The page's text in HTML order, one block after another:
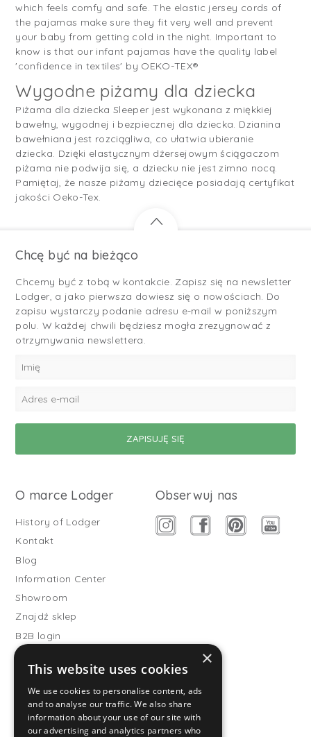
which feels comfy and safe. The elastic jersey cords of
the pajamas make sure they fit very well and prevent
your baby from getting cold in the night. Important to
know is that our infant pajamas have the quality label
'confidence in textiles' by OEKO-TEX®
Wygodne piżamy dla dziecka
Piżama dla dziecka Sleeper jest wykonana z miękkiej
bawełny, wygodnej i bezpiecznej dla dziecka. Dzianina
bawełniana jest rozciągliwa, co ułatwia ubieranie
dziecka. Dzięki elastycznym dżersejowym ściągaczom
piżama nie podwija się, a dziecku nie jest zimno nocą.
Pamiętaj, że nasze piżamy dziecięce posiadają certyfikat
jakości Oeko-Tex.
Chcę być na bieżąco
Chcemy być z tobą w kontakcie. Zapisz się na newsletter
Lodger, a jako pierwsza dowiesz się o nowościach. Do
zapisu wystarczy podanie adresu e-mail w poniższym
polu. W każdej chwili będziesz mogła zrezygnować z
otrzymywania newslettera.
O marce Lodger
History of Lodger
Kontakt
Blog
Information Center
Showroom
Znajdź sklep
B2B login
Buitenslaapzakken
Become wholesale partner
Customer service
FAQ
Obserwuj nas
×
This website uses cookies
We use cookies to personalise content, ads
and to analyse our traffic. We also share
information about your use of our site with
our advertising and analytics partners who